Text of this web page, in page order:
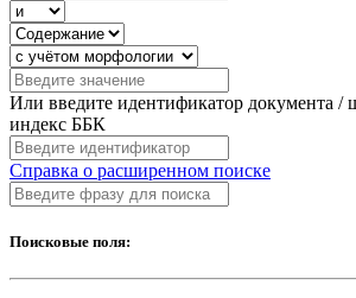
Или введите идентификатор документа /
индекс ББК
Справка о расширенном поиске
Поисковые поля: